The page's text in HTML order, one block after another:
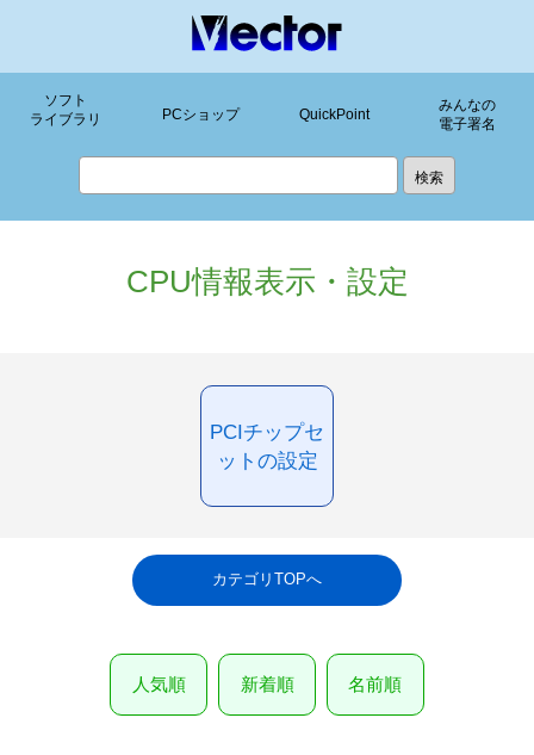
ソフト
ライブラリ
PCショップ QuickPoint
みんなの
電子署名
CPU情報表示・設定
PCIチップセ
ットの設定
カテゴリTOPへ
人気順 新着順 名前順